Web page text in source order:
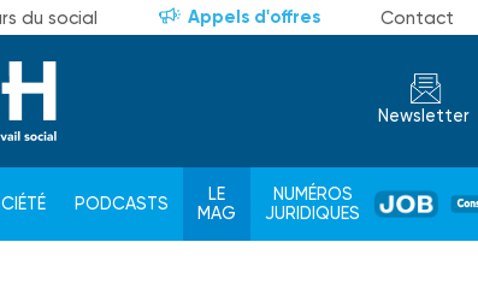
du social Appels d'offres Contact
Newsletter
PODCASTS
LE
MAG
NUMÉROS
JURIDIQUES
JOB